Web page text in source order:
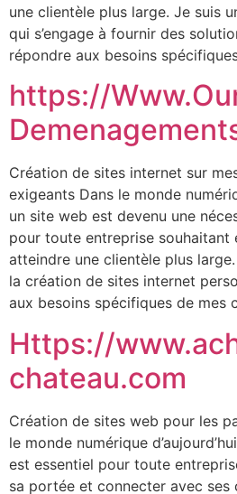
une clientèle plus large. Je suis
qui s’engage à fournir des
répondre aux besoins
https://
Création de sites internet sur
exigeants Dans le monde
un site web est devenu une
pour toute entreprise souhaitant
atteindre une clientèle plus
la création de sites internet
aux besoins spécifiques de mes
Https://
chateau.com
Création de sites web pour les
le monde numérique
est essentiel pour toute
sa portée et connecter avec ses